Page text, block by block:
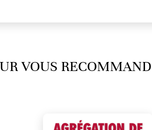
VOUS